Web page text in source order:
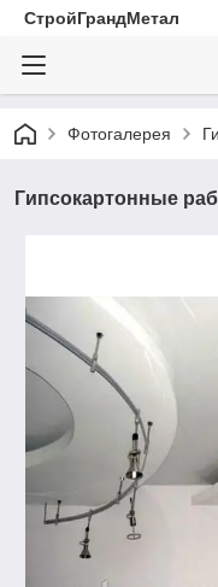
СтройГрандМетал
Фотогалерея
Гипсокартонные